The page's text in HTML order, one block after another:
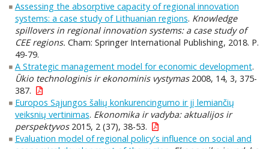
Assessing the absorptive capacity of regional innovation
systems: a case study of Lithuanian regions. Knowledge
spillovers in regional innovation systems: a case study of
CEE regions. Cham: Springer International Publishing, 2018. P.
49-79.
A Strategic management model for economic development.
Ūkio technologinis ir ekonominis vystymas2008, 14, 3, 375-
387.
Europos Sąjungos šalių konkurencingumo ir jį lemiančių
veiksnių vertinimas. Ekonomika ir vadyba: aktualijos ir
perspektyvos2015, 2 (37), 38-53.
Evaluation model of regional policy's influence on social and